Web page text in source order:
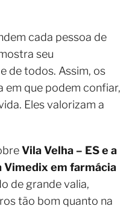
cada pessoa de
seu
de todos. Assim, os
em que podem confiar,
Eles valorizam a
Vila Velha – ES e a
Vimedix em farmácia
de grande valia,
tão bom quanto na